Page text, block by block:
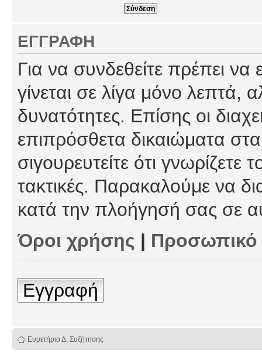
ΕΓΓΡΑΦΉ
Για να συνδεθείτε πρέπει
γίνεται σε λίγα μόνο λεπτά,
δυνατότητες. Επίσης οι
επιπρόσθετα δικαιώματα
σιγουρευτείτε ότι γνωρίζετε
τακτικές. Παρακαλούμε να
κατά την πλοήγησή σας σε
Όροι χρήσης |
Εγγραφή
Ευρετήριο Δ. Συζήτησης